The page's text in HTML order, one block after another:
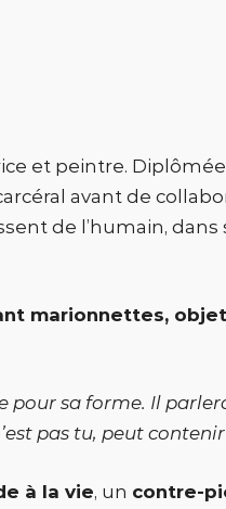
et peintre. Diplômée
avant de
de l’humain,
marionnettes,
pour sa forme. Il
pas tu, peut
à la vie, un contre-